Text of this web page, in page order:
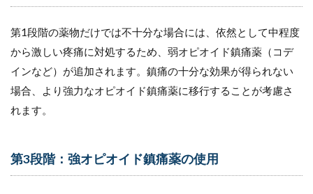
第1段階の薬物だけでは不十分な場合には、依然として中程度
から激しい疼痛に対処するため、弱オピオイド鎮痛薬（コデ
インなど）が追加されます。鎮痛の十分な効果が得られない
場合、より強力なオピオイド鎮痛薬に移行することが考慮さ
れます。
第3段階：強オピオイド鎮痛薬の使用